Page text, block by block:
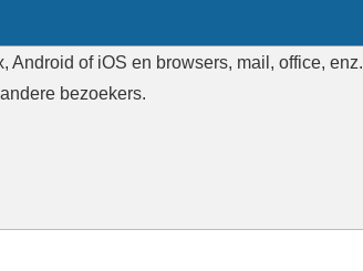
of iOS en browsers, mail, office, enz.
bezoekers.